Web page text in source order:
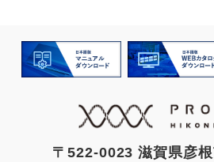
〒522-0023 滋賀県彦